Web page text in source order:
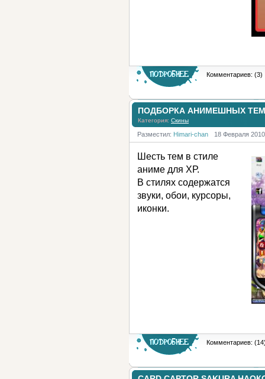
Комментариев: (3)
ПОДБОРКА АНИМЕШНЫХ ТЕМ
Категория: Скины
Разместил: Himari-chan 18 Февраля 2010
Шесть тем в стиле
аниме для ХР.
В стилях содержатся
звуки, обои, курсоры,
иконки.
Комментариев: